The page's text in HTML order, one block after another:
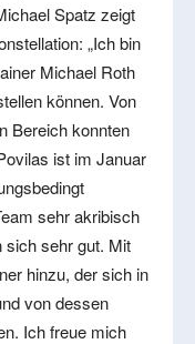
Spatz zeigt
„Ich bin
Michael Roth
können. Von
Bereich konnten
ist im Januar
sehr akribisch
sich sehr gut. Mit
hinzu, der sich in
von dessen
Ich freue mich